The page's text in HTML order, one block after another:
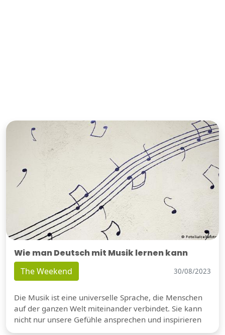
Wie man Deutsch mit Musik lernen kann
The Weekend 30/08/2023
Die Musik ist eine universelle Sprache, die Menschen
auf der ganzen Welt miteinander verbindet. Sie kann
nicht nur unsere Gefühle ansprechen und inspirieren